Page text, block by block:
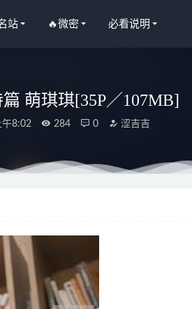
站 🔥微密 必看说明
萌琪琪[35P／107MB]
8:02 284 0 涩吉吉
708MB] 2024-12-21
592MB]
2025-04-18